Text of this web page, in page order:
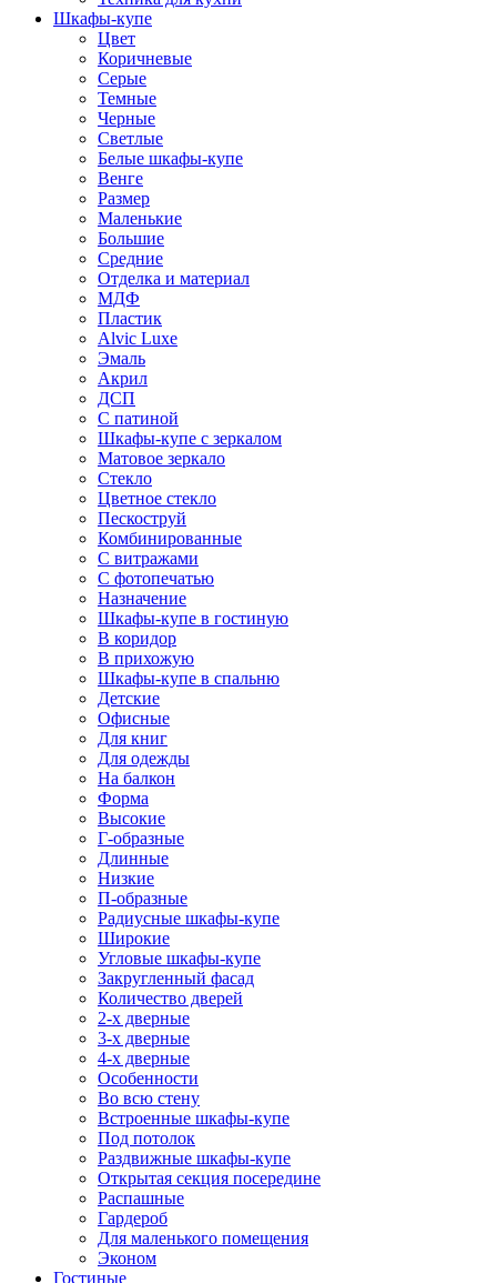
Шкафы-купе
Цвет
Коричневые
Серые
Темные
Черные
Светлые
Белые шкафы-купе
Венге
Размер
Маленькие
Большие
Средние
Отделка и материал
МДФ
Пластик
Alvic Luxe
Эмаль
Акрил
ДСП
С патиной
Шкафы-купе с зеркалом
Матовое зеркало
Стекло
Цветное стекло
Пескоструй
Комбинированные
С витражами
С фотопечатью
Назначение
Шкафы-купе в гостиную
В коридор
В прихожую
Шкафы-купе в спальню
Детские
Офисные
Для книг
Для одежды
На балкон
Форма
Высокие
Г-образные
Длинные
Низкие
П-образные
Радиусные шкафы-купе
Широкие
Угловые шкафы-купе
Закругленный фасад
Количество дверей
2-х дверные
3-х дверные
4-х дверные
Особенности
Во всю стену
Встроенные шкафы-купе
Под потолок
Раздвижные шкафы-купе
Открытая секция посередине
Распашные
Гардероб
Для маленького помещения
Эконом
Гостиные